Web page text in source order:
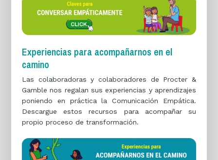
Experiencias para acompañarnos en el
camino
Las colaboradoras y colaboradores de Procter &
Gamble nos regalan sus experiencias y aprendizajes
poniendo en práctica la Comunicación Empática.
Descargue estos recursos para acompañar su
propio proceso de transformación.